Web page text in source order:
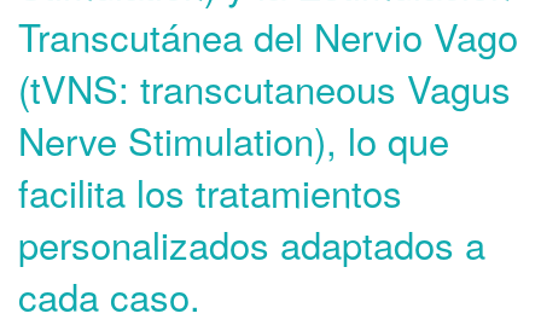
Transcutánea del Nervio Vago
(tVNS: transcutaneous Vagus
Nerve Stimulation), lo que
facilita los tratamientos
personalizados adaptados a
cada caso.